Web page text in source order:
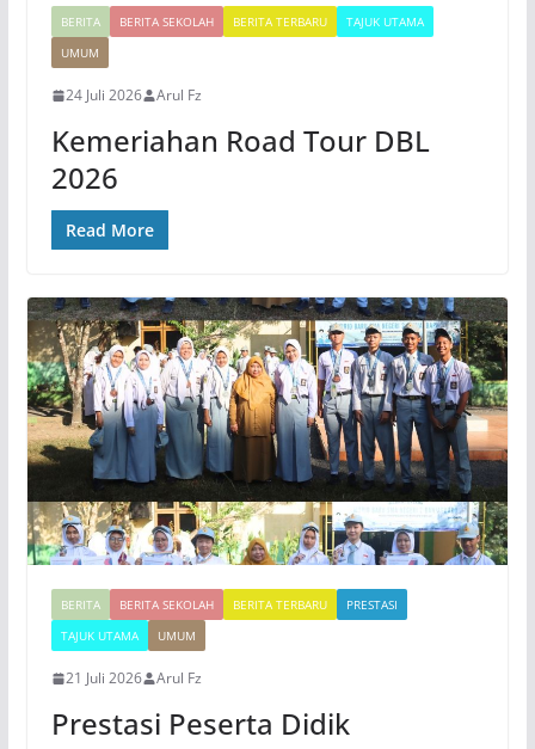
BERITA BERITA SEKOLAH BERITA TERBARU
TAJUK UTAMA
UMUM
24 Juli 2026 Arul Fz
Kemeriahan Road Tour DBL
2026
Read More
BERITA BERITA SEKOLAH BERITA TERBARU
PRESTASI
TAJUK UTAMA
UMUM
21 Juli 2026 Arul Fz
Prestasi Peserta Didik